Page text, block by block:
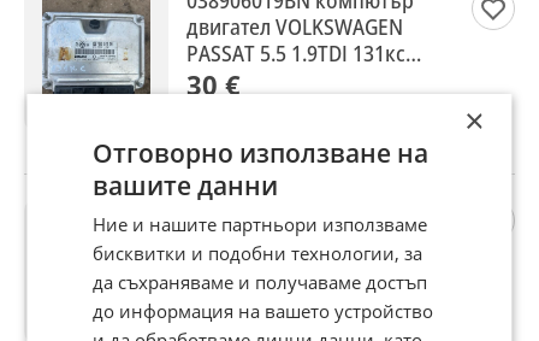
двигател VOLKSWAGEN
PASSAT 5.5 1.9TDI 131кс
0281010404
30 €
гр. София, 24 юни
двигател VOLKSWAGEN
PASSAT 5.5 0281010941
30 €
Цената е без ДДС
×
Отговорно използване на
вашите данни
Ние и нашите партньори използваме
бисквитки и подобни технологии, за
да съхраняваме и получаваме достъп
до информация на вашето устройство